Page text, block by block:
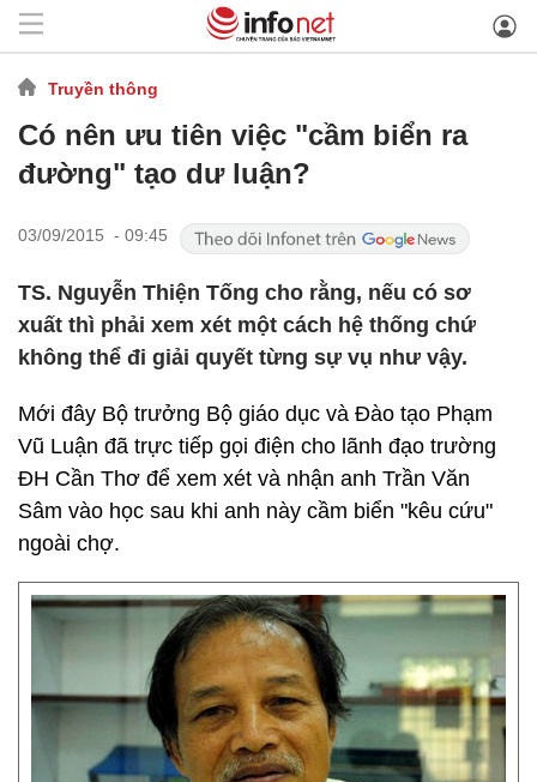
Truyền thông
Có nên ưu tiên việc "cầm biển ra
đường" tạo dư luận?
03/09/2015 - 09:45
TS. Nguyễn Thiện Tống cho rằng, nếu có sơ
xuất thì phải xem xét một cách hệ thống chứ
không thể đi giải quyết từng sự vụ như vậy.
Mới đây Bộ trưởng Bộ giáo dục và Đào tạo Phạm
Vũ Luận đã trực tiếp gọi điện cho lãnh đạo trường
ĐH Cần Thơ để xem xét và nhận anh Trần Văn
Sâm vào học sau khi anh này cầm biển "kêu cứu"
ngoài chợ.